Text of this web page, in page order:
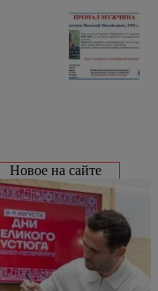
Новое на сайте